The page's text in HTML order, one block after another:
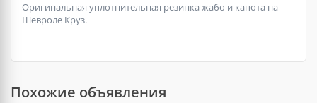
Оригинальная уплотнительная резинка жабо и капота на
Шевроле Круз.
Похожие объявления